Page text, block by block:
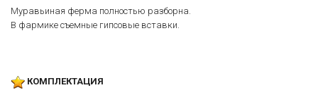
Муравьиная ферма полностью разборна.
В фармике съемные гипсовые вставки.
КОМПЛЕКТАЦИЯ